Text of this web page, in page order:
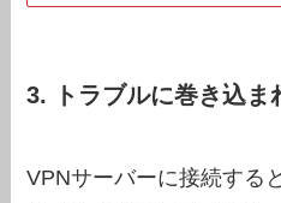
3. トラブルに巻き込ま
VPNサーバーに接続する